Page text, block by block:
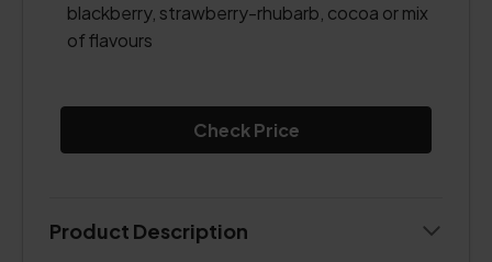
blackberry, strawberry-rhubarb, cocoa or mix
of flavours
Check Price
Product Description